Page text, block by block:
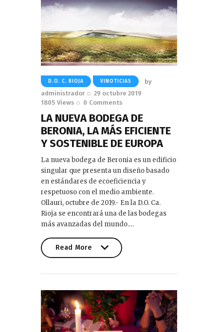
D.O. C. RIOJA VINOTICIAS
by
administrador
29 octubre 2019
1805 Views 0 Comments
LA NUEVA BODEGA DE
BERONIA, LA MÁS EFICIENTE
Y SOSTENIBLE DE EUROPA
La nueva bodega de Beronia es un edificio
singular que presenta un diseño basado
en estándares de ecoeficiencia y
respetuoso con el medio ambiente.
Ollauri, octubre de 2019.- En la D.O. Ca.
Rioja se encontrará una de las bodegas
más avanzadas del mundo.…
Read More